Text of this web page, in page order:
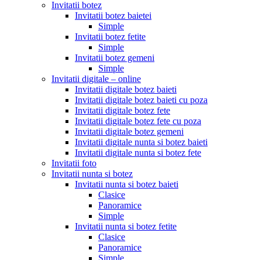
Invitatii botez
Invitatii botez baietei
Simple
Invitatii botez fetite
Simple
Invitatii botez gemeni
Simple
Invitatii digitale – online
Invitatii digitale botez baieti
Invitatii digitale botez baieti cu poza
Invitatii digitale botez fete
Invitatii digitale botez fete cu poza
Invitatii digitale botez gemeni
Invitatii digitale nunta si botez baieti
Invitatii digitale nunta si botez fete
Invitatii foto
Invitatii nunta si botez
Invitatii nunta si botez baieti
Clasice
Panoramice
Simple
Invitatii nunta si botez fetite
Clasice
Panoramice
Simple